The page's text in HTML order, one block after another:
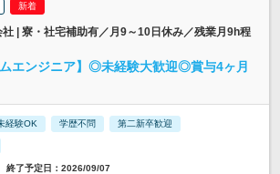
| 寮・社宅補助有／月9～10日休み／残業月9h程
エンジニア】◎未経験大歓迎◎賞与4ヶ月
経験OK 学歴不問 第二新卒歓迎
了予定日：2026/09/07